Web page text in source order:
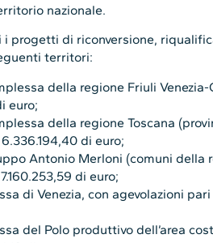
nazionale.
progetti di riconversione,
territori:
della regione Friuli Venezia-
euro;
della regione Toscana
di euro;
Antonio Merloni (comuni della
di euro;
di Venezia, con agevolazioni
del Polo produttivo dell’area